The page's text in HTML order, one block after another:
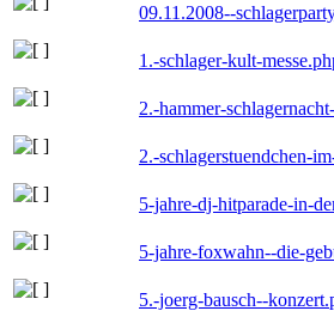
09.11.2008--
1.-schlager-kult-
2.-hammer-
2.-schlagerstuendchen-
5-jahre-dj-hitparade-in-
5-jahre-foxwahn--die-
5.-joerg-bausch--